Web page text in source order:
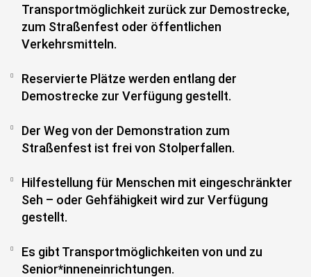
Transportmöglichkeit zurück zur Demostrecke,
zum Straßenfest oder öffentlichen
Verkehrsmitteln.
Reservierte Plätze werden entlang der
Demostrecke zur Verfügung gestellt.
Der Weg von der Demonstration zum
Straßenfest ist frei von Stolperfallen.
Hilfestellung für Menschen mit eingeschränkter
Seh – oder Gehfähigkeit wird zur Verfügung
gestellt.
Es gibt Transportmöglichkeiten von und zu
Senior*inneneinrichtungen.